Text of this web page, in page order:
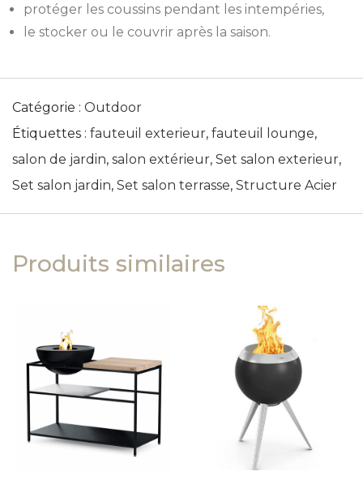
protéger les coussins pendant les intempéries,
le stocker ou le couvrir après la saison.
Catégorie : Outdoor
Étiquettes : fauteuil exterieur, fauteuil lounge,
salon de jardin, salon extérieur, Set salon exterieur,
Set salon jardin, Set salon terrasse, Structure Acier
Produits similaires